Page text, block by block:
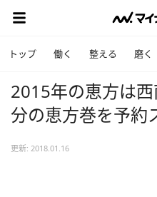
トップ 働く 整える 磨く
2015年の恵方は
分の恵方巻を予約
更新: 2018.01.16